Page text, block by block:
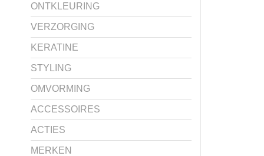
ONTKLEURING
VERZORGING
KERATINE
STYLING
OMVORMING
ACCESSOIRES
ACTIES
MERKEN